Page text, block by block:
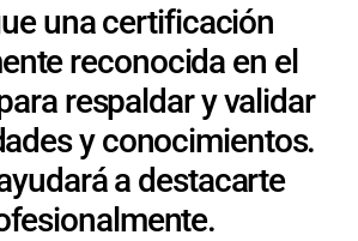
una certificación
reconocida en el
respaldar y validar
y conocimientos.
a destacarte